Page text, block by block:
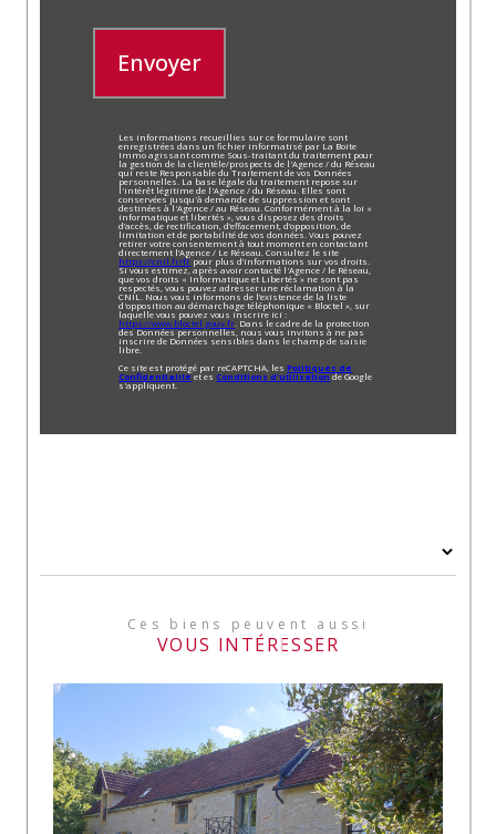
Envoyer
Les informations recueillies sur ce formulaire sont
enregistrées dans un fichier informatisé par La Boite
Immo agissant comme Sous-traitant du traitement pour
la gestion de la clientèle/prospects de l'Agence / du Réseau
qui reste Responsable du Traitement de vos Données
personnelles. La base légale du traitement repose sur
l'intérêt légitime de l'Agence / du Réseau. Elles sont
conservées jusqu'à demande de suppression et sont
destinées à l'Agence / au Réseau. Conformément à la loi «
informatique et libertés », vous disposez des droits
d’accès, de rectification, d’effacement, d’opposition, de
limitation et de portabilité de vos données. Vous pouvez
retirer votre consentement à tout moment en contactant
directement l’Agence / Le Réseau. Consultez le site
https://cnil.fr/fr pour plus d’informations sur vos droits.
Si vous estimez, après avoir contacté l'Agence / le Réseau,
que vos droits « Informatique et Libertés » ne sont pas
respectés, vous pouvez adresser une réclamation à la
CNIL. Nous vous informons de l’existence de la liste
d'opposition au démarchage téléphonique « Bloctel », sur
laquelle vous pouvez vous inscrire ici :
https://www.bloctel.gouv.fr. Dans le cadre de la protection
des Données personnelles, nous vous invitons à ne pas
inscrire de Données sensibles dans le champ de saisie
libre.
Ce site est protégé par reCAPTCHA, lesPolitiques de
Confidentialitéet es Conditions d'utilisationde Google
s'appliquent.
Ces biens peuvent aussi
VOUS INTÉRESSER